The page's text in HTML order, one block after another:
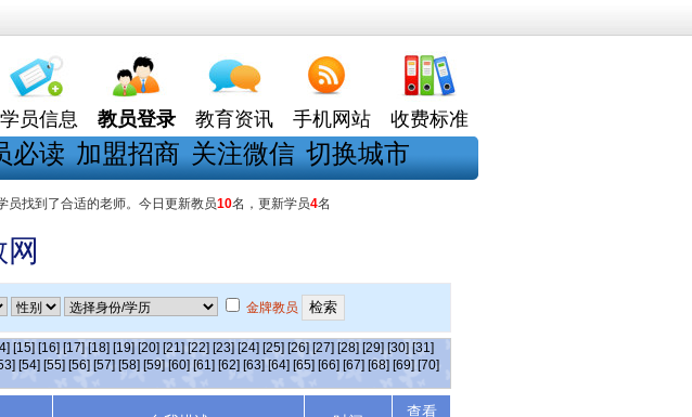
学员信息 教员登录 教育资讯 手机网站 收费标准
必读 加盟招商 关注微信 切换城市
员找到了合适的老师。今日更新教员10名，更新学员4名
金牌教员
[15] [16] [17] [18] [19] [20] [21] [22] [23] [24] [25] [26] [27] [28] [29] [30] [31]
[54] [55] [56] [57] [58] [59] [60] [61] [62] [63] [64] [65] [66] [67] [68] [69] [70]
查看